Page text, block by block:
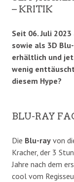
– KRITIK
Seit 06. Juli
sowie als 3D
erhältlich und
wenig
diesem Hype?
BLU-RAY
Die Blu-ray von
Kracher, der 3
Jahre nach dem
cool vom